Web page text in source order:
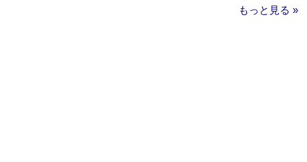
もっと見る »